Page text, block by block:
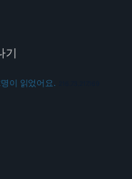
기
이 읽었어요.